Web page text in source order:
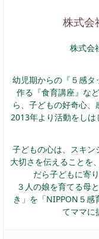
株式会
株式会
幼児期からの『５感タ
作る『食育講座』な
ら、子どもの好奇心、
2013年より活動をし
子どもの心は、スキ
大切さを伝えることを
だら子どもに寄
３人の娘を育てる母
き」を「NIPPON５
てママに